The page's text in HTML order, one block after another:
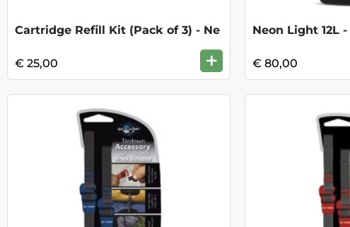
Cartridge Refill Kit (Pack of 3) - Ne
€ 25,00 +
Neon Light 12L
€ 80,00